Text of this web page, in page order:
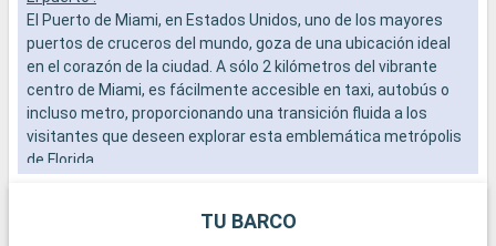
El Puerto de Miami, en Estados Unidos, uno de los mayores
puertos de cruceros del mundo, goza de una ubicación ideal
en el corazón de la ciudad. A sólo 2 kilómetros del vibrante
centro de Miami, es fácilmente accesible en taxi, autobús o
incluso metro, proporcionando una transición fluida a los
visitantes que deseen explorar esta emblemática metrópolis
de Florida.
Miami es una exuberante mezcla de cultura, arte y playas.
TU BARCO